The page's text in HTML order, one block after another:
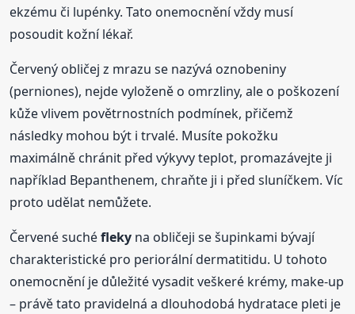
ekzému či lupénky. Tato onemocnění vždy musí
posoudit kožní lékař.
Červený obličej z mrazu se nazývá oznobeniny
(perniones), nejde vyloženě o omrzliny, ale o poškození
kůže vlivem povětrnostních podmínek, přičemž
následky mohou být i trvalé. Musíte pokožku
maximálně chránit před výkyvy teplot, promazávejte ji
například Bepanthenem, chraňte ji i před sluníčkem. Víc
proto udělat nemůžete.
Červené suchéfleky na obličeji se šupinkami bývají
charakteristické pro periorální dermatitidu. U tohoto
onemocnění je důležité vysadit veškeré krémy, make-up
– právě tato pravidelná a dlouhodobá hydratace pleti je